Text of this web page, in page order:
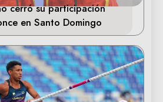
cerró su participación
en Santo Domingo